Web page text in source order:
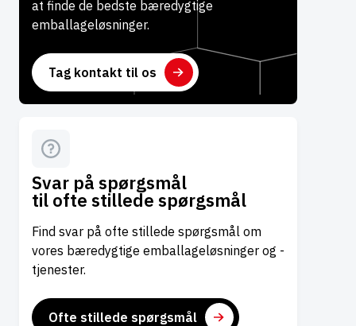
at finde de bedste bæredygtige
emballageløsninger.
Tag kontakt til os
Svar på spørgsmål
til ofte stillede spørgsmål
Find svar på ofte stillede spørgsmål om
vores bæredygtige emballageløsninger og -
tjenester.
Ofte stillede spørgsmål